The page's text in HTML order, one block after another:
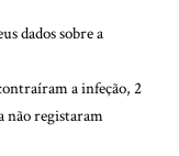
dados sobre a
a infeção, 2
não registaram